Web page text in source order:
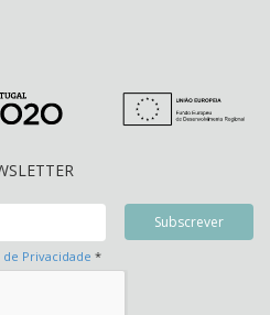
de Privacidade *